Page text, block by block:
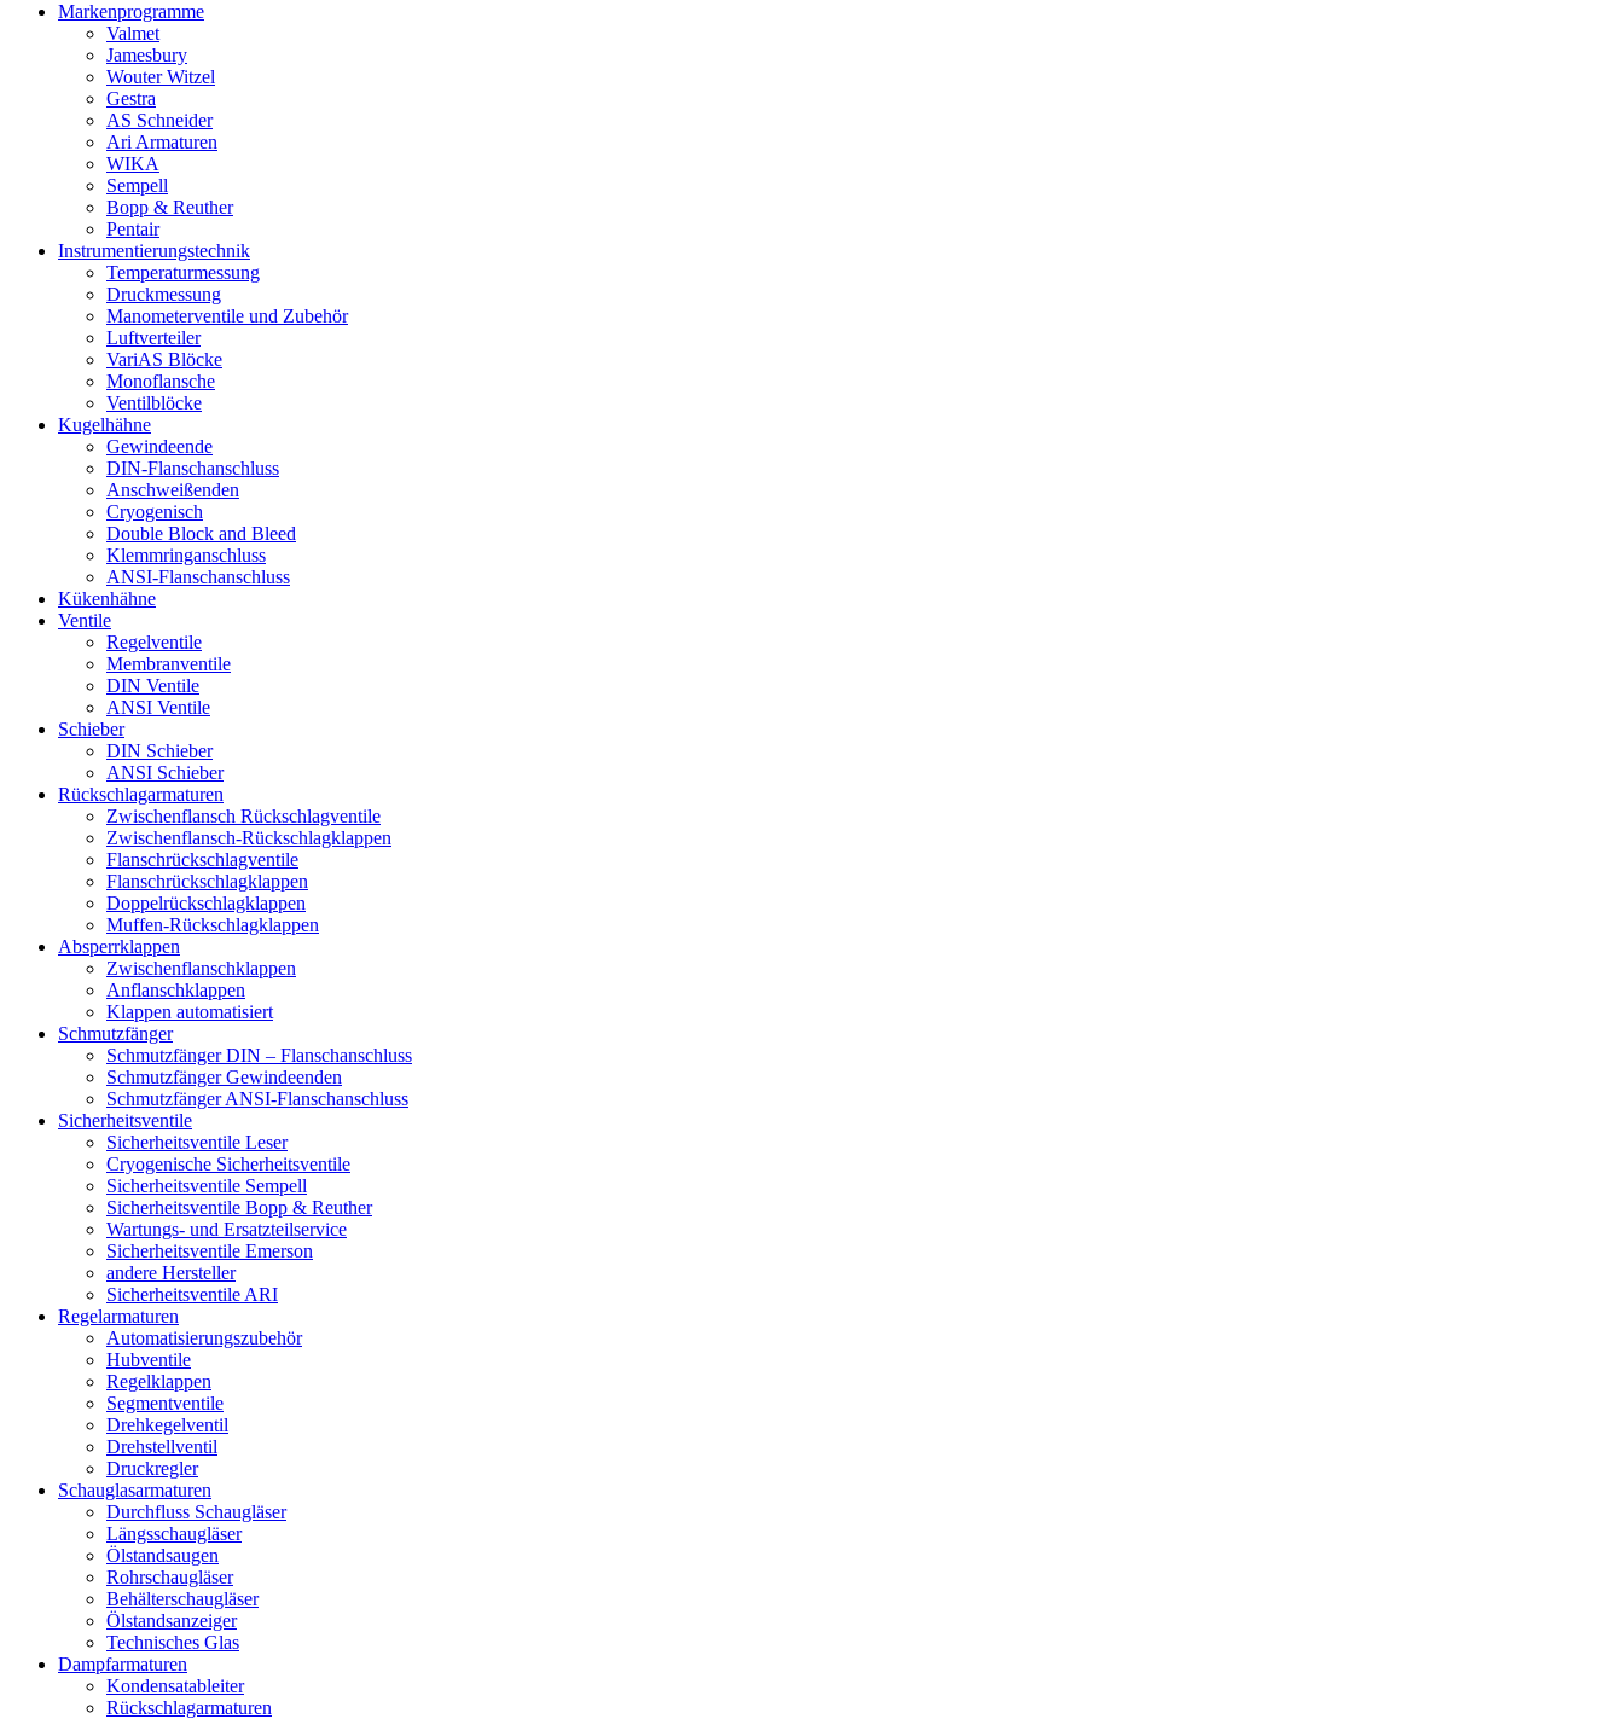
Markenprogramme
Valmet
Jamesbury
Wouter Witzel
Gestra
AS Schneider
Ari Armaturen
WIKA
Sempell
Bopp & Reuther
Pentair
Instrumentierungs­technik
Temperaturmessung
Druckmessung
Manometerventile und Zubehör
Luftverteiler
VariAS Blöcke
Monoflansche
Ventilblöcke
Kugelhähne
Gewindeende
DIN-Flanschanschluss
Anschweißenden
Cryogenisch
Double Block and Bleed
Klemmringanschluss
ANSI-Flanschanschluss
Kükenhähne
Ventile
Regelventile
Membranventile
DIN Ventile
ANSI Ventile
Schieber
DIN Schieber
ANSI Schieber
Rückschlag­armaturen
Zwischenflansch Rückschlagventile
Zwischenflansch-Rückschlagklappen
Flanschrückschlagventile
Flanschrückschlagklappen
Doppelrückschlagklappen
Muffen-Rückschlagklappen
Absperrklappen
Zwischenflanschklappen
Anflanschklappen
Klappen automatisiert
Schmutzfänger
Schmutzfänger DIN – Flanschanschluss
Schmutzfänger Gewindeenden
Schmutzfänger ANSI-Flanschanschluss
Sicherheitsventile
Sicherheitsventile Leser
Cryogenische Sicherheitsventile
Sicherheitsventile Sempell
Sicherheitsventile Bopp & Reuther
Wartungs- und Ersatzteilservice
Sicherheitsventile Emerson
andere Hersteller
Sicherheitsventile ARI
Regelarmaturen
Automatisierungszubehör
Hubventile
Regelklappen
Segmentventile
Drehkegelventil
Drehstellventil
Druckregler
Schauglas­armaturen
Durchfluss Schaugläser
Längsschaugläser
Ölstandsaugen
Rohrschaugläser
Behälterschaugläser
Ölstandsanzeiger
Technisches Glas
Dampfarmaturen
Kondensatableiter
Rückschlagarmaturen